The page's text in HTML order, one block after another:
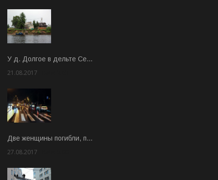
У д. Долгое в дельте Се…
21.08.2017
Две женщины погибли, п…
27.08.2017